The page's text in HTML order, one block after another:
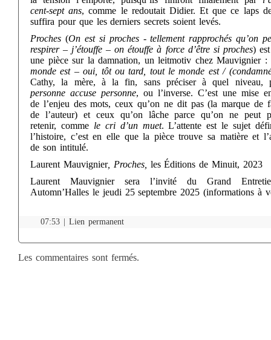
cent-sept ans, comme le redoutait Didier. Et que ce laps
suffira pour que les derniers secrets soient levés.
Proches (On est si proches - tellement rapprochés qu’on
respirer – j’étouffe – on étouffe à force d’être si proches)
une pièce sur la damnation, un leitmotiv chez Mauvignier :
monde est – oui, tôt ou tard, tout le monde est /
Cathy, la mère, à la fin, sans préciser à quel niveau,
personne accuse personne, ou l’inverse. C’est une mise
de l’enjeu des mots, ceux qu’on ne dit pas (la marque de
de l’auteur) et ceux qu’on lâche parce qu’on ne peut
retenir, comme le cri d’un muet. L’attente est le sujet
l’histoire, c’est en elle que la pièce trouve sa matière et
de son intitulé.
Laurent Mauvignier, Proches, les Éditions de Minuit, 2023
Laurent Mauvignier sera l’invité du Grand
Automn’Halles le jeudi 25 septembre 2025 (informations à
07:53 | Lien permanent
Les commentaires sont fermés.